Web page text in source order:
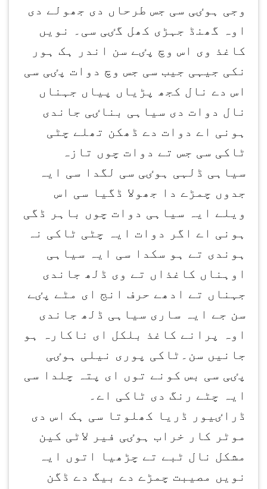
وجی ہوٸی سی جس طرحاں دی جھولے دی
اوہ گھنڈ جہڑی کھل گٸی سی۔ نویں
کاغذ وی اس وچ پٸے سن اندر ہک ہور
نکی جیہی جیب سی جس وچ دوات پٸی سی
اس دے نال کجھ پڑیاں پیاں جہناں
نال دوات دی سیاہی بناٸی جاندی
ہونی اے دوات دے ڈھکن تھلے چٹی
ٹاکی سی جس تے دوات چوں تازہ
سیاہی ڈلہی ہوٸی سی لگدا سی ایہ
جدوں چمڑے دا جھولا ڈگیا سی اس
ویلے ایہ سیاہی دوات چوں باہر ڈگی
ہونی اے اگر دوات ایہ چٹی ٹاکی نہ
ہوندی تے ہو سکدا سی ایہ سیاہی
اوہناں کاغذاں تے وی ڈلھ جاندی
جہناں تے ادھے حرف انج ای مٹے پٸے
سن جے ایہ ساری سیاہی ڈلھ جاندی
اوہ پرانے کاغذ بلکل ای ناکارہ ہو
جانیں سن۔ٹاکی پوری نیلی ہوٸی
پٸی سی بس کونے توں ای پتہ چلدا سی
ایہ چٹے رنگ دی ٹاکی اے۔
ڈراٸیور ڈریا کھلوتا سی ہک اس دی
موٹر کار خراب ہوٸی فیر لاٹی کین
مشکل نال ٹبے تے چڑھیا اتوں ایہ
نویں مصیبت چمڑے دے بیگ دے ڈگن